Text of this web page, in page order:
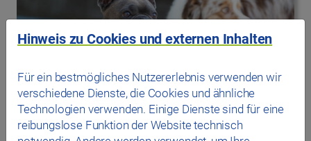
Hinweis zu Cookies und externen Inhalten
Für ein bestmögliches Nutzererlebnis verwenden wir
verschiedene Dienste, die Cookies und ähnliche
Technologien verwenden. Einige Dienste sind für eine
reibungslose Funktion der Website technisch